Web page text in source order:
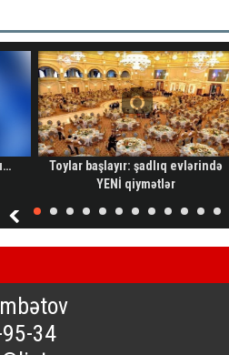
Toylar başlayır: şadlıq evlərində
YENİ qiymətlər
34